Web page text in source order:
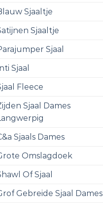
Sjaaltje
Sjaaltje
Sjaal
Sjaal
Fleece
Sjaal Dames
Sjaals Dames
Omslagdoek
Of Sjaal
Gebreide Sjaal Dames